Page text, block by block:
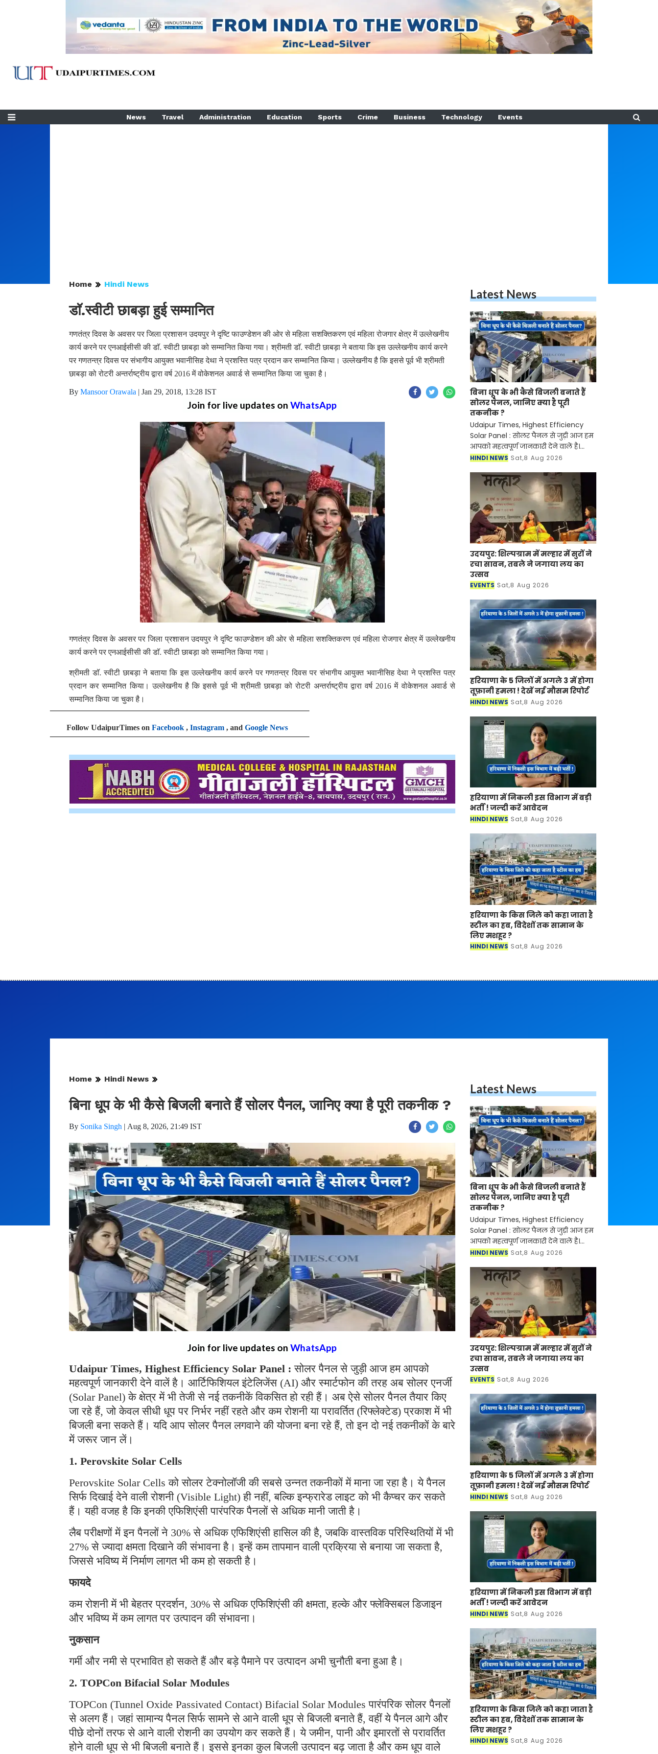
News Travel Administration Education Sports Crime Business Technology Events
Home Hindi News
डाॅ.स्वीटी छाबड़ा हुई सम्मानित
गणतंत्र दिवस के अवसर पर जिला प्रशासन उदयपुर ने दृष्टि फाउण्डेशन की ओर से महिला सशक्तिकरण एवं महिला रोजगार क्षेत्र में उल्लेखनीय
कार्य करने पर एनआईसीसी की डाॅ. स्वीटी छाबड़ा को सम्मानित किया गया। श्रीमती डाॅ. स्वीटी छाबड़ा ने बताया कि इस उल्लेखनीय कार्य करने
पर गणतन्त्र दिवस पर संभागीय आयुक्त भवानीसिह देथा ने प्रशस्ति पत्र प्रदान कर सम्मानित किया। उल्लेखनीय है कि इससे पूर्व भी श्रीमती
छाबड़ा को रोटरी अन्तर्राष्ट्रीय द्वारा वर्ष 2016 में वोकेशनल अवार्ड से सम्मानित किया जा चुका है।
By Mansoor Orawala | Jan 29, 2018, 13:28 IST
Join for live updates on WhatsApp
गणतंत्र दिवस के अवसर पर जिला प्रशासन उदयपुर ने दृष्टि फाउण्डेशन की ओर से महिला सशक्तिकरण एवं महिला रोजगार क्षेत्र में उल्लेखनीय
कार्य करने पर एनआईसीसी की डाॅ. स्वीटी छाबड़ा को सम्मानित किया गया।
श्रीमती डाॅ. स्वीटी छाबड़ा ने बताया कि इस उल्लेखनीय कार्य करने पर गणतन्त्र दिवस पर संभागीय आयुक्त भवानीसिह देथा ने प्रशस्ति पत्र
प्रदान कर सम्मानित किया। उल्लेखनीय है कि इससे पूर्व भी श्रीमती छाबड़ा को रोटरी अन्तर्राष्ट्रीय द्वारा वर्ष 2016 में वोकेशनल अवार्ड से
सम्मानित किया जा चुका है।
Follow UdaipurTimes on Facebook , Instagram , and Google News
Latest News
बिना धूप के भी कैसे बिजली बनाते हैं
सोलर पैनल, जानिए क्या है पूरी
तकनीक ?
Udaipur Times, Highest Efficiency
Solar Panel : सोलर पैनल से जुड़ी आज हम
आपको महत्वपूर्ण जानकारी देने वालें है।
आर्टिफिशियल इंटेलिजेंस (AI) और
Panel) के क्षेत्र
HINDI NEWS Sat,8 Aug 2026
उदयपुर: शिल्पग्राम में मल्हार में सुरों ने
रचा सावन, तबले ने जगाया लय का
उत्सव
EVENTS Sat,8 Aug 2026
हरियाणा के 5 जिलों में अगले 3 में होगा
तूफ़ानी हमला ! देखें नई मौसम रिपोर्ट
HINDI NEWS Sat,8 Aug 2026
हरियाणा में निकली इस विभाग में बड़ी
भर्ती ! जल्दी करें आवेदन
HINDI NEWS Sat,8 Aug 2026
हरियाणा के किस जिले को कहा जाता है
स्टील का हब, विदेशों तक सामान के
लिए मशहूर ?
HINDI NEWS Sat,8 Aug 2026
Home Hindi News
बिना धूप के भी कैसे बिजली बनाते हैं सोलर पैनल, जानिए क्या है पूरी तकनीक ?
By Sonika Singh | Aug 8, 2026, 21:49 IST
Join for live updates on WhatsApp
Udaipur Times, Highest Efficiency Solar Panel :सोलर पैनल से जुड़ी आज हम आपको
महत्वपूर्ण जानकारी देने वालें है। आर्टिफिशियल इंटेलिजेंस (AI) और स्मार्टफोन की तरह अब सोलर एनर्जी
(Solar Panel) के क्षेत्र में भी तेजी से नई तकनीकें विकसित हो रही हैं। अब ऐसे सोलर पैनल तैयार किए
जा रहे हैं, जो केवल सीधी धूप पर निर्भर नहीं रहते और कम रोशनी या परावर्तित (रिफ्लेक्टेड) प्रकाश में भी
बिजली बना सकते हैं। यदि आप सोलर पैनल लगवाने की योजना बना रहे हैं, तो इन दो नई तकनीकों के बारे
में जरूर जान लें।
1. Perovskite Solar Cells
Perovskite Solar Cells को सोलर टेक्नोलॉजी की सबसे उन्नत तकनीकों में माना जा रहा है। ये पैनल
सिर्फ दिखाई देने वाली रोशनी (Visible Light) ही नहीं, बल्कि इन्फ्रारेड लाइट को भी कैप्चर कर सकते
हैं। यही वजह है कि इनकी एफिशिएंसी पारंपरिक पैनलों से अधिक मानी जाती है।
लैब परीक्षणों में इन पैनलों ने 30% से अधिक एफिशिएंसी हासिल की है, जबकि वास्तविक परिस्थितियों में भी
27% से ज्यादा क्षमता दिखाने की संभावना है। इन्हें कम तापमान वाली प्रक्रिया से बनाया जा सकता है,
जिससे भविष्य में निर्माण लागत भी कम हो सकती है।
फायदे
कम रोशनी में भी बेहतर प्रदर्शन, 30% से अधिक एफिशिएंसी की क्षमता, हल्के और फ्लेक्सिबल डिजाइन
और भविष्य में कम लागत पर उत्पादन की संभावना।
नुकसान
गर्मी और नमी से प्रभावित हो सकते हैं और बड़े पैमाने पर उत्पादन अभी चुनौती बना हुआ है।
2. TOPCon Bifacial Solar Modules
TOPCon (Tunnel Oxide Passivated Contact) Bifacial Solar Modules पारंपरिक सोलर पैनलों
से अलग हैं। जहां सामान्य पैनल सिर्फ सामने से आने वाली धूप से बिजली बनाते हैं, वहीं ये पैनल आगे और
पीछे दोनों तरफ से आने वाली रोशनी का उपयोग कर सकते हैं। ये जमीन, पानी और इमारतों से परावर्तित
होने वाली धूप से भी बिजली बनाते हैं। इससे इनका कुल बिजली उत्पादन बढ़ जाता है और कम धूप वाले
Latest News
बिना धूप के भी कैसे बिजली बनाते हैं
सोलर पैनल, जानिए क्या है पूरी
तकनीक ?
Udaipur Times, Highest Efficiency
Solar Panel : सोलर पैनल से जुड़ी आज हम
आपको महत्वपूर्ण जानकारी देने वालें है।
आर्टिफिशियल इंटेलिजेंस (AI) और
Panel) के क्षेत्र
HINDI NEWS Sat,8 Aug 2026
उदयपुर: शिल्पग्राम में मल्हार में सुरों ने
रचा सावन, तबले ने जगाया लय का
उत्सव
EVENTS Sat,8 Aug 2026
हरियाणा के 5 जिलों में अगले 3 में होगा
तूफ़ानी हमला ! देखें नई मौसम रिपोर्ट
HINDI NEWS Sat,8 Aug 2026
हरियाणा में निकली इस विभाग में बड़ी
भर्ती ! जल्दी करें आवेदन
HINDI NEWS Sat,8 Aug 2026
हरियाणा के किस जिले को कहा जाता है
स्टील का हब, विदेशों तक सामान के
लिए मशहूर ?
HINDI NEWS Sat,8 Aug 2026